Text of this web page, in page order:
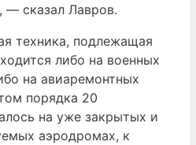
— сказал Лавров.
техника, подлежащая
либо на военных
на авиаремонтных
порядка 20
на уже закрытых и
аэродромах, к